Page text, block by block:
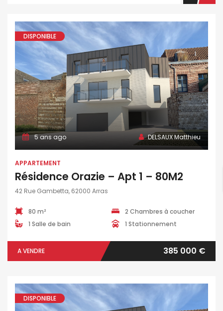
DISPONIBLE
5 ans ago DELSAUX Matthieu
APPARTEMENT
Résidence Orazie – Apt 1 – 80M2
42 Rue Gambetta, 62000 Arras
80 m²
2 Chambres à coucher
1 Salle de bain
1 Stationnement
A VENDRE 385 000 €
DISPONIBLE